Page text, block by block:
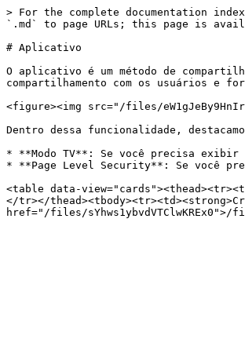
> For the complete documentation
`.md` to page URLs; this page is
# Aplicativo
O aplicativo é um método de
compartilhamento com os usuários e
<figure><img src="/files/
Dentro dessa funcionalidade,
* **Modo TV**: Se você precisa exibir
* **Page Level Security**: Se você
<table data-
</tr></